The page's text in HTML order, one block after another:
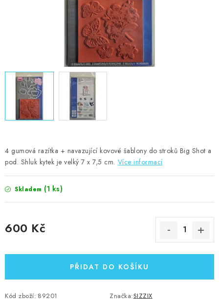
Moje objednávka
Obchodní podmínky
Podmínky ochrany osobních údajů
Ověřování recenzí
4 gumová razítka + navazující kovové šablony do stroků Big Shot a
pod. Shluk kytek je velký 7 x 7,5 cm. Více informací
Skladem (1 ks)
600 Kč
PŘIDAT DO KOŠÍKU
Kód zboží: 89201 Značka:SIZZIX